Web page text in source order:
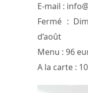
E-mail :
Fermé :
d’août
Menu : 96
A la carte :